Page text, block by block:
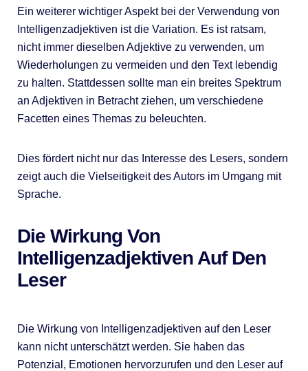
Ein weiterer wichtiger Aspekt bei der Verwendung von
Intelligenzadjektiven ist die Variation. Es ist ratsam,
nicht immer dieselben Adjektive zu verwenden, um
Wiederholungen zu vermeiden und den Text lebendig
zu halten. Stattdessen sollte man ein breites Spektrum
an Adjektiven in Betracht ziehen, um verschiedene
Facetten eines Themas zu beleuchten.
Dies fördert nicht nur das Interesse des Lesers, sondern
zeigt auch die Vielseitigkeit des Autors im Umgang mit
Sprache.
Die Wirkung Von
Intelligenzadjektiven Auf Den
Leser
Die Wirkung von Intelligenzadjektiven auf den Leser
kann nicht unterschätzt werden. Sie haben das
Potenzial, Emotionen hervorzurufen und den Leser auf